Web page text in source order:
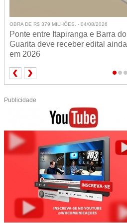
OBRA DE R$ 379 MILHÕES. - 04/08/2026
Ponte entre Itapiranga e Barra do
Guarita deve receber edital ainda
em 2026
Publicidade